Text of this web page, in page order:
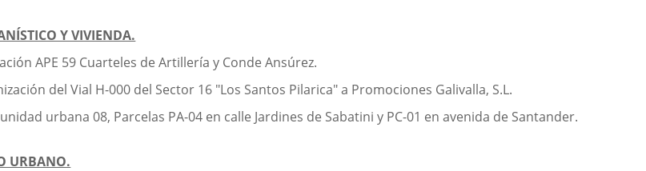
Y VIVIENDA.
APE 59 Cuarteles de Artillería y Conde Ansúrez.
del Vial H-000 del Sector 16 "Los Santos Pilarica" a Promociones Galivalla, S.L.
urbana 08, Parcelas PA-04 en calle Jardines de Sabatini y PC-01 en avenida de Santander.
URBANO.